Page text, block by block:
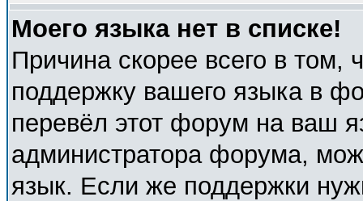
Моего языка нет в списке!
Причина скорее всего в том,
поддержку вашего языка в
перевёл этот форум на ваш
администратора форума,
язык. Если же поддержки